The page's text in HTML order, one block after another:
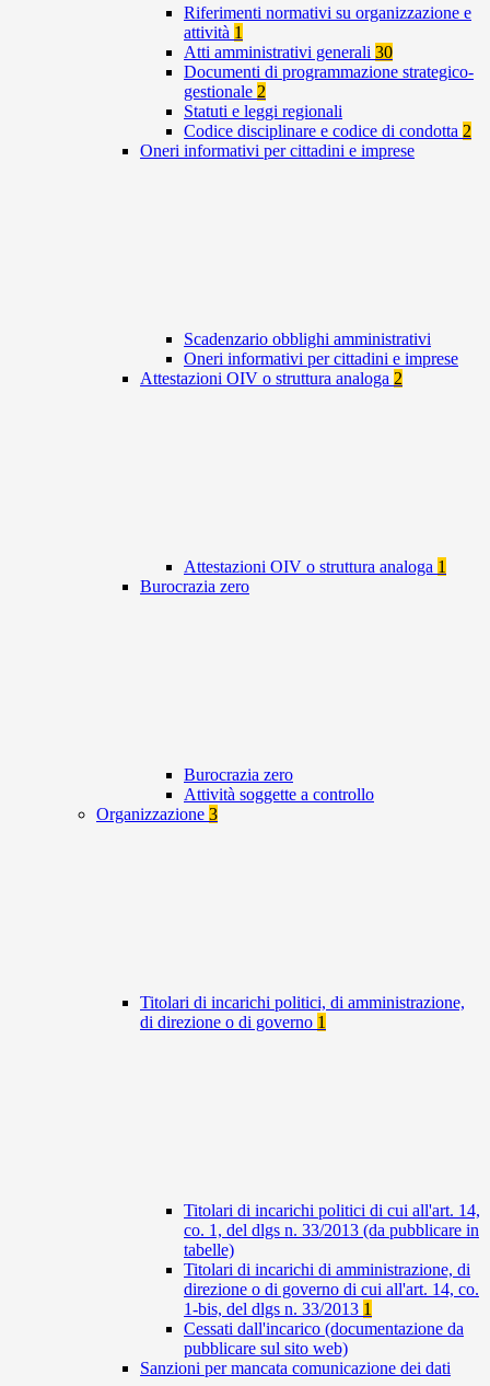
Riferimenti normativi su organizzazione e
attività 1
Atti amministrativi generali 30
Documenti di programmazione strategico-
gestionale 2
Statuti e leggi regionali
Codice disciplinare e codice di condotta 2
Oneri informativi per cittadini e imprese
Scadenzario obblighi amministrativi
Oneri informativi per cittadini e imprese
Attestazioni OIV o struttura analoga 2
Attestazioni OIV o struttura analoga 1
Burocrazia zero
Burocrazia zero
Attività soggette a controllo
Organizzazione 3
Titolari di incarichi politici, di amministrazione,
di direzione o di governo 1
Titolari di incarichi politici di cui all'art. 14,
co. 1, del dlgs n. 33/2013 (da pubblicare in
tabelle)
Titolari di incarichi di amministrazione, di
direzione o di governo di cui all'art. 14, co.
1-bis, del dlgs n. 33/2013 1
Cessati dall'incarico (documentazione da
pubblicare sul sito web)
Sanzioni per mancata comunicazione dei dati